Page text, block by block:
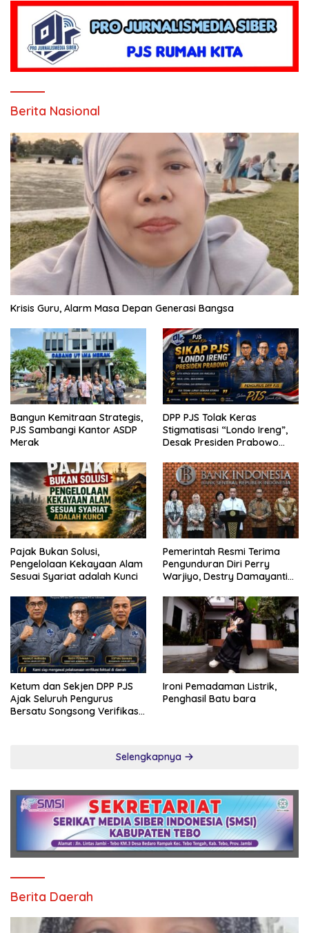
Berita Nasional
Krisis Guru, Alarm Masa Depan Generasi Bangsa
Bangun Kemitraan Strategis,
PJS Sambangi Kantor ASDP
Merak
DPP PJS Tolak Keras
Stigmatisasi “Londo Ireng”,
Desak Presiden Prabowo
Maaf
Pajak Bukan Solusi,
Pengelolaan Kekayaan Alam
Sesuai Syariat adalah Kunci
Pemerintah Resmi Terima
Pengunduran Diri Perry
Warjiyo, Destry Damayanti
Sementara
Ketum dan Sekjen DPP PJS
Ajak Seluruh Pengurus
Bersatu Songsong Verifikasi
Ironi Pemadaman Listrik,
Penghasil Batu bara
Selengkapnya
Berita Daerah